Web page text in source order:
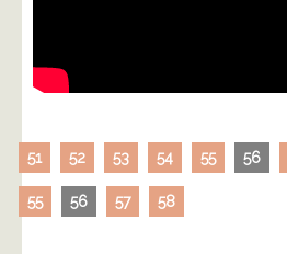
51 52 53 54 55 56
55 56 57 58